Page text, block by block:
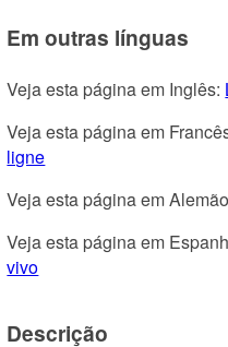
Em outras línguas
Veja esta página em Inglês:
Veja esta página em
ligne
Veja esta página em
Veja esta página em
vivo
Descrição